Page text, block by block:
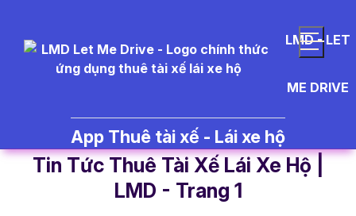
LMD - LET
ME DRIVE
App Thuê tài xế - Lái xe hộ
t%C3%A0i%20x%E1%BA%BF -
Tin Tức Thuê Tài Xế Lái Xe Hộ |
LMD - Trang 1​